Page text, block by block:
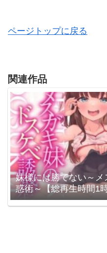
ページトップに戻る
関連作品
妹様には勝てない～
惑術～【総再生時間1
ヤンデレ / 陽向葵ゅか